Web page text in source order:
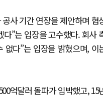
사 기간 연장을 제안하며 협
”는 입장을 고수했다. 회사
없다”는 입장을 밝혔으며, 이
억달러 돌파가 임박했고, 15